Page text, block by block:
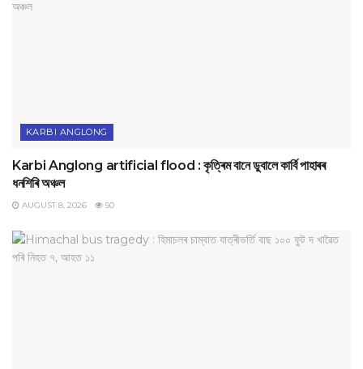
KARBI ANGLONG
Karbi Anglong artificial flood : কৃত্ৰিম বানে ডুবালে কাৰ্বি পাহাৰৰ
ধনশিৰি অঞ্চল
AUGUST 8, 2026 50